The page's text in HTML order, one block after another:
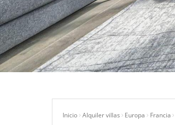
Inicio Alquiler villas Europa Francia